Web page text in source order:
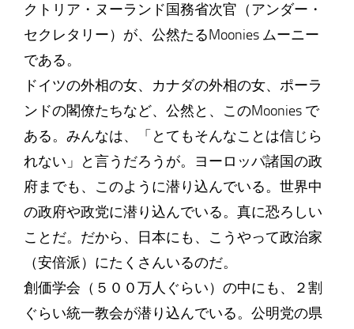
クトリア・ヌーランド国務省次官（アンダー・
セクレタリー）が、公然たるMoonies ムーニー
である。
ドイツの外相の女、カナダの外相の女、ポーラ
ンドの閣僚たちなど、公然と、このMoonies で
ある。みんなは、「とてもそんなことは信じら
れない」と言うだろうが。ヨーロッパ諸国の政
府までも、このように潜り込んでいる。世界中
の政府や政党に潜り込んでいる。真に恐ろしい
ことだ。だから、日本にも、こうやって政治家
（安倍派）にたくさんいるのだ。
創価学会（５００万人ぐらい）の中にも、２割
ぐらい統一教会が潜り込んでいる。公明党の県